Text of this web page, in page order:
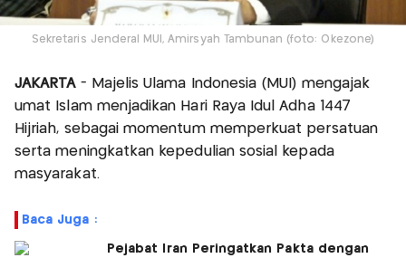
Sekretaris Jenderal MUI, Amirsyah Tambunan (foto: Okezone)
JAKARTA- Majelis Ulama Indonesia (MUI) mengajak
umat Islam menjadikan Hari Raya Idul Adha 1447
Hijriah, sebagai momentum memperkuat persatuan
serta meningkatkan kepedulian sosial kepada
masyarakat.
Baca Juga :
Pejabat Iran Peringatkan Pakta dengan